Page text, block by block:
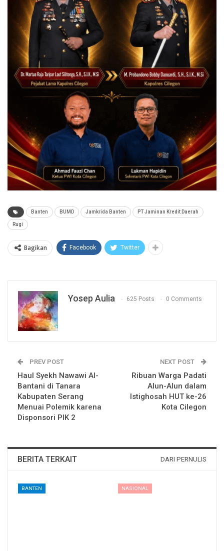
Banten BUMD Jamkrida Banten PT Jaminan Kredit Daerah
Rugi
Bagikan Facebook Twitter
Yosep Aulia 625 Posts 0 Comments
PREV POST
Haul Syekh Nawawi Al-
Bantani di Tanara
Kabupaten Serang
Menuai Polemik karena
Disponsori PIK 2
NEXT POST
Ribuan Warga Padati
Alun-Alun dalam
Istighosah HUT ke-26
Kota Cilegon
BERITA TERKAIT DARI PERNULIS
BANTEN NASIONAL